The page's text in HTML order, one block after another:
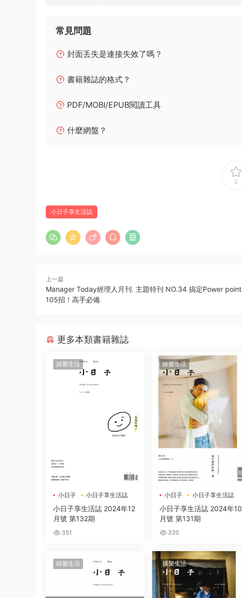
常見問題
封面丢失是連接失效了嗎？
書籍雜誌的格式？
PDF/MOBI/EPUB閱讀工具
什麼網盤？
0
小日子享生活誌
上一篇
Manager Today經理人月刊. 主題特刊 NO.34 搞定Power point
105招！高手必備
更多本類書籍雜誌
娛樂生活
小日子 小日子享生活誌
小日子享生活誌 2024年12
月號 第132期
351
娛樂生活
小日子 小日子享生活誌
小日子享生活誌 2024年10
月號 第131期
320
娛樂生活 娛樂生活